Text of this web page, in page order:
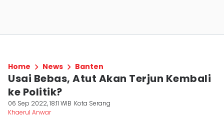
Home News Banten
Usai Bebas, Atut Akan Terjun Kembali
ke Politik?
06 Sep 2022, 18:11 WIB Kota Serang
Khaerul Anwar